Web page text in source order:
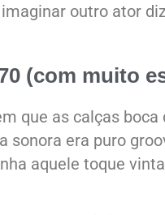
outro ator
(com muito
que as calças
era puro
aquele toque